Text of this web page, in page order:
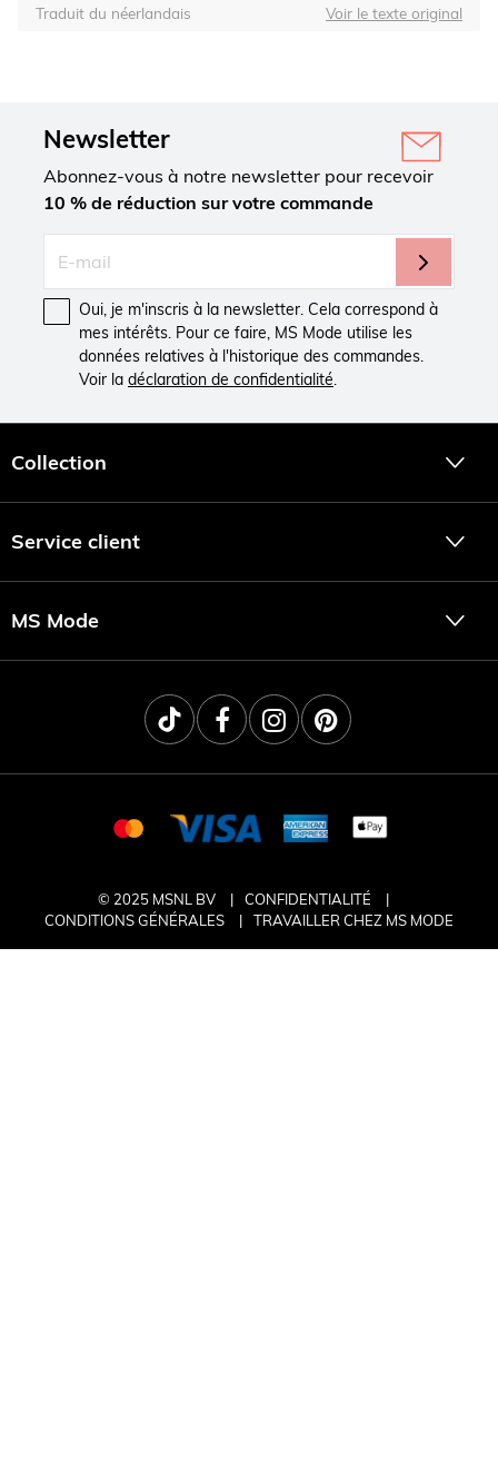
Traduit du néerlandais Voir le texte original
Newsletter
Abonnez-vous à notre newsletter pour recevoir
10 % de réduction sur votre commande
Oui, je m'inscris à la newsletter. Cela correspond à
mes intérêts. Pour ce faire, MS Mode utilise les
données relatives à l'historique des commandes.
Voir la déclaration de confidentialité.
Collection
Service client
MS Mode
© 2025 MSNL BV
CONFIDENTIALITÉ
CONDITIONS GÉNÉRALES
TRAVAILLER CHEZ MS MODE